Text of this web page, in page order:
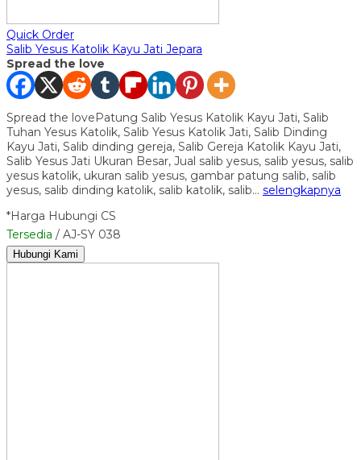
Quick Order
Salib Yesus Katolik Kayu Jati Jepara
Spread the love
Spread the lovePatung Salib Yesus Katolik Kayu Jati, Salib
Tuhan Yesus Katolik, Salib Yesus Katolik Jati, Salib Dinding
Kayu Jati, Salib dinding gereja, Salib Gereja Katolik Kayu Jati,
Salib Yesus Jati Ukuran Besar, Jual salib yesus, salib yesus, salib
yesus katolik, ukuran salib yesus, gambar patung salib, salib
yesus, salib dinding katolik, salib katolik, salib… selengkapnya
*Harga Hubungi CS
Tersedia / AJ-SY 038
Hubungi Kami